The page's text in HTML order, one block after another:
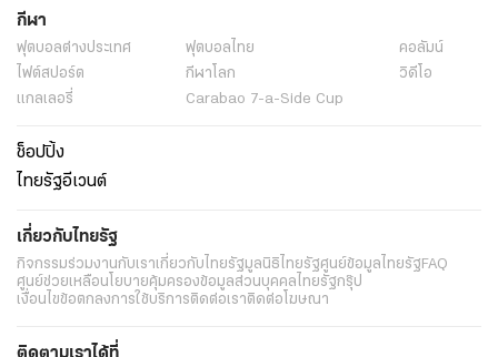
กีฬา
ฟุตบอลต่่างประเทศ ฟุตบอลไทย
คอลัมน์
ไฟต์สปอร์ต
กีฬาโลก
วิดีโอ
แกลเลอรี่
Carabao 7-a-Side Cup
ช็อปปิ้ง
ไทยรัฐอีเวนต์
เกี่ยวกับไทยรัฐ
กิจกรรมร่วมงานกับเราเกี่ยวกับไทยรัฐมูลนิธิไทยรัฐศูนย์ข้อมูลไทยรัฐFAQ
ศูนย์ช่วยเหลือนโยบายคุ้มครองข้อมูลส่วนบุคคลไทยรัฐกรุ๊ป
เงื่อนไขข้อตกลงการใช้บริการติดต่อเราติดต่อโฆษณา